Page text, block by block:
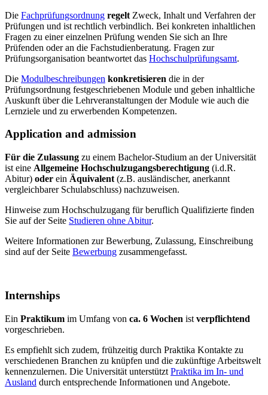
Die Fachprüfungsordnung regelt Zweck, Inhalt und Verfahren der
Prüfungen und ist rechtlich verbindlich. Bei konkreten inhaltlichen
Fragen zu einer einzelnen Prüfung wenden Sie sich an Ihre
Prüfenden oder an die Fachstudienberatung. Fragen zur
Prüfungsorganisation beantwortet das Hochschulprüfungsamt.
Die Modulbeschreibungen konkretisieren die in der
Prüfungsordnung festgeschriebenen Module und geben inhaltliche
Auskunft über die Lehrveranstaltungen der Module wie auch die
Lernziele und zu erwerbenden Kompetenzen.
Application and admission
Für die Zulassung zu einem Bachelor-Studium an der Universität
ist eine Allgemeine Hochschulzugangsberechtigung (i.d.R.
Abitur) oder ein Äquivalent (z.B. ausländischer, anerkannt
vergleichbarer Schulabschluss) nachzuweisen.
Hinweise zum Hochschulzugang für beruflich Qualifizierte finden
Sie auf der Seite Studieren ohne Abitur.
Weitere Informationen zur Bewerbung, Zulassung, Einschreibung
sind auf der Seite Bewerbung zusammengefasst.
Internships
Ein Praktikum im Umfang von ca. 6 Wochen ist verpflichtend
vorgeschrieben.
Es empfiehlt sich zudem, frühzeitig durch Praktika Kontakte zu
verschiedenen Branchen zu knüpfen und die zukünftige Arbeitswelt
kennenzulernen. Die Universität unterstützt Praktika im In- und
Ausland durch entsprechende Informationen und Angebote.